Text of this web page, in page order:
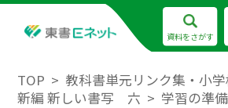
資料をさがす
TOP
教科書単元リンク集・小
新編 新しい書写 六
学習の準